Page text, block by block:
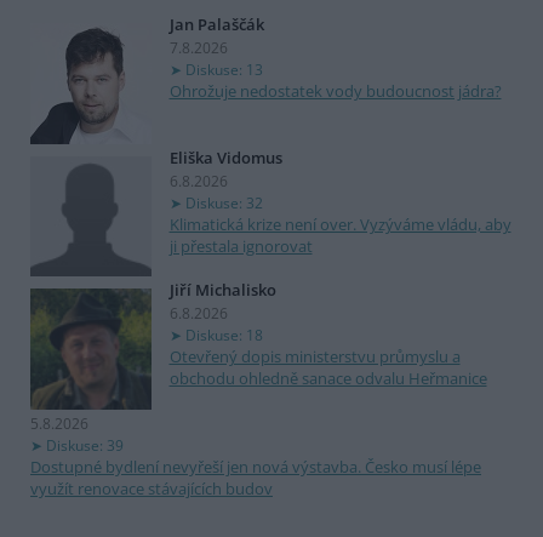
Jan Palaščák
7.8.2026
Diskuse: 13
Ohrožuje nedostatek vody budoucnost jádra?
Eliška Vidomus
6.8.2026
Diskuse: 32
Klimatická krize není over. Vyzýváme vládu, aby
ji přestala ignorovat
Jiří Michalisko
6.8.2026
Diskuse: 18
Otevřený dopis ministerstvu průmyslu a
obchodu ohledně sanace odvalu Heřmanice
5.8.2026
Diskuse: 39
Dostupné bydlení nevyřeší jen nová výstavba. Česko musí lépe
využít renovace stávajících budov